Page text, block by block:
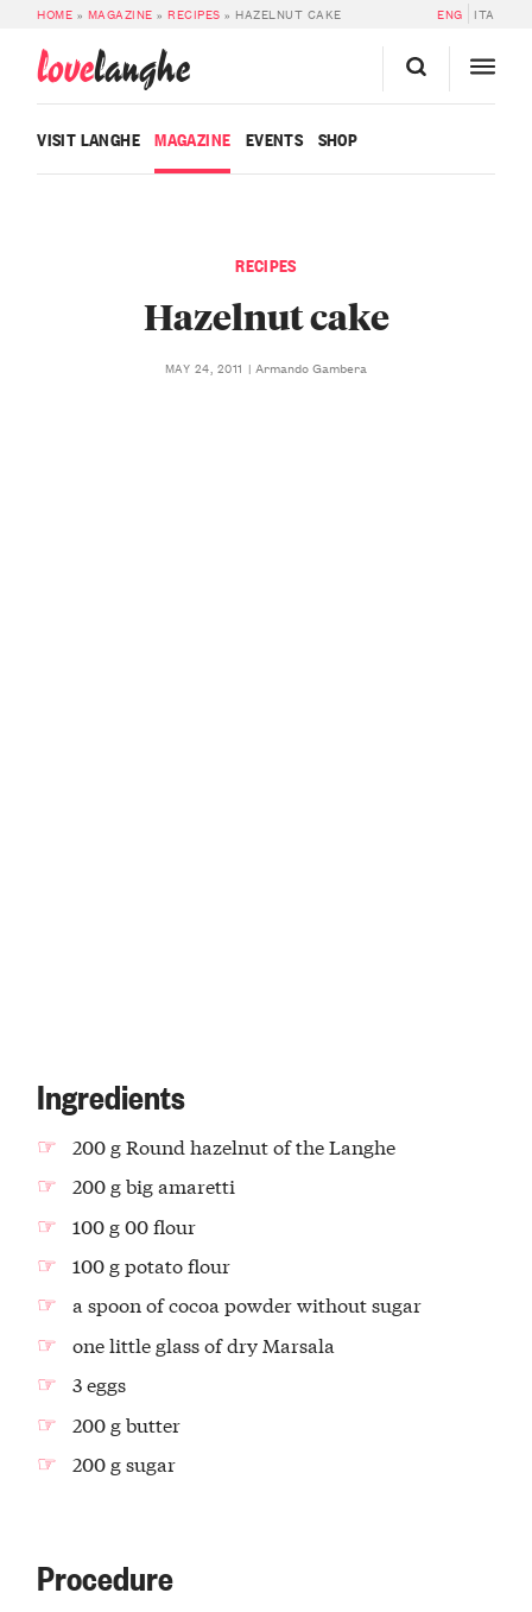
HOME » MAGAZINE »RECIPES » HAZELNUT CAKE ENG ITA
lovelanghe
VISIT LANGHE MAGAZINE EVENTS SHOP
RECIPES
Hazelnut cake
MAY 24, 2011 Armando Gambera
Ingredients
200 g Round hazelnut of the Langhe
200 g big amaretti
100 g 00 flour
100 g potato flour
a spoon of cocoa powder without sugar
one little glass of dry Marsala
3 eggs
200 g butter
200 g sugar
Procedure